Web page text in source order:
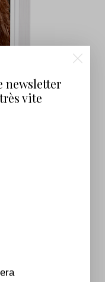
newsletter
vite